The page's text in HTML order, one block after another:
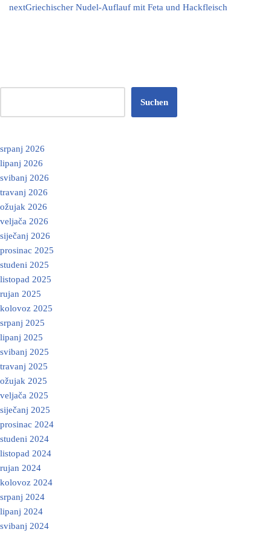
nextGriechischer Nudel-Auflauf mit Feta und Hackfleisch
Suchen
srpanj 2026
lipanj 2026
svibanj 2026
travanj 2026
ožujak 2026
veljača 2026
siječanj 2026
prosinac 2025
studeni 2025
listopad 2025
rujan 2025
kolovoz 2025
srpanj 2025
lipanj 2025
svibanj 2025
travanj 2025
ožujak 2025
veljača 2025
siječanj 2025
prosinac 2024
studeni 2024
listopad 2024
rujan 2024
kolovoz 2024
srpanj 2024
lipanj 2024
svibanj 2024